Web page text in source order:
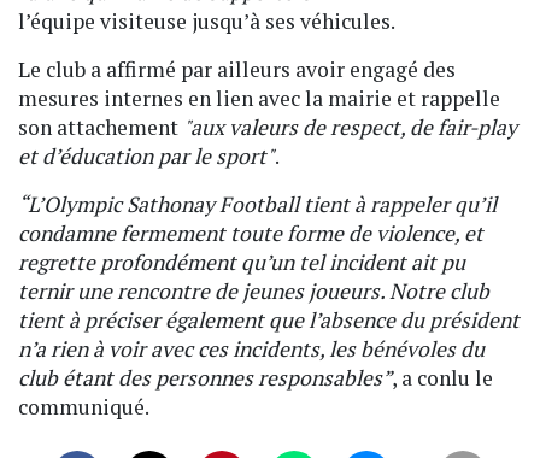
l’équipe visiteuse jusqu’à ses véhicules.
Le club a affirmé par ailleurs avoir engagé des
mesures internes en lien avec la mairie et rappelle
son attachement "aux valeurs de respect, de fair-play
et d’éducation par le sport".
“L’Olympic Sathonay Football tient à rappeler qu’il
condamne fermement toute forme de violence, et
regrette profondément qu’un tel incident ait pu
ternir une rencontre de jeunes joueurs. Notre club
tient à préciser également que l’absence du président
n’a rien à voir avec ces incidents, les bénévoles du
club étant des personnes responsables”, a conlu le
communiqué.